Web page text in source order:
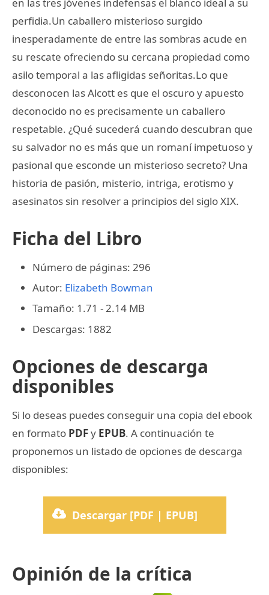
perfidia.Un caballero misterioso surgido
inesperadamente de entre las sombras acude en
su rescate ofreciendo su cercana propiedad como
asilo temporal a las afligidas señoritas.Lo que
desconocen las Alcott es que el oscuro y apuesto
deconocido no es precisamente un caballero
respetable. ¿Qué sucederá cuando descubran que
su salvador no es más que un romaní impetuoso y
pasional que esconde un misterioso secreto? Una
historia de pasión, misterio, intriga, erotismo y
asesinatos sin resolver a principios del siglo XIX.
Ficha del Libro
Número de páginas: 296
Autor: Elizabeth Bowman
Tamaño: 1.71 - 2.14 MB
Descargas: 1882
Opciones de descarga
disponibles
Si lo deseas puedes conseguir una copia del ebook
en formato PDFy EPUB. A continuación te
proponemos un listado de opciones de descarga
disponibles:
Descargar [PDF | EPUB]
Opinión de la crítica